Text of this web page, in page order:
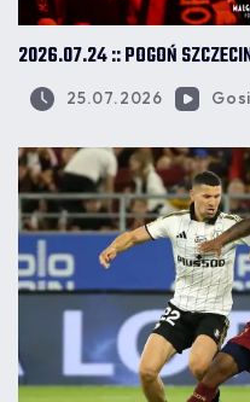
2026.07.24 :: POGOŃ
25.07.2026